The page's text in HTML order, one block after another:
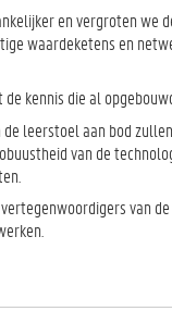
en vergroten we
waardeketens en
de kennis die al
de leerstoel aan bod
van de
van